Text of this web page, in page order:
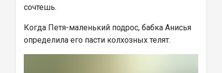
сочтешь.
Когда Петя-маленький подрос, бабка Анисья
определила его пасти колхозных телят.